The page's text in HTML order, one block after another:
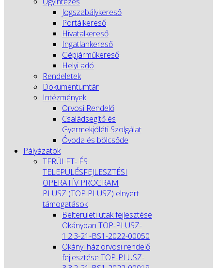
Jogszabálykereső
Portálkereső
Hivatalkereső
Ingatlankereső
Gépjárműkereső
Helyi adó
Rendeletek
Dokumentumtár
Intézmények
Orvosi Rendelő
Családsegítő és
Gyermekjóléti Szolgálat
Óvoda és bölcsőde
Pályázatok
TERÜLET- ÉS
TELEPÜLÉSFEJLESZTÉSI
OPERATÍV PROGRAM
PLUSZ (TOP PLUSZ) elnyert
támogatások
Belterületi utak fejlesztése
Okányban TOP-PLUSZ-
1.2.3-21-BS1-2022-00050
Okányi háziorvosi rendelő
fejlesztése TOP-PLUSZ-